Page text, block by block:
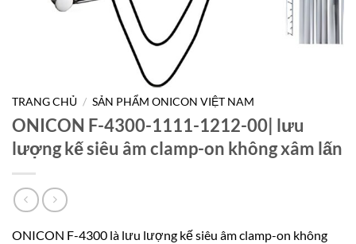
TRANG CHỦ / SẢN PHẨM ONICON VIỆT NAM
ONICON F-4300-1111-1212-00| lưu
lượng kế siêu âm clamp-on không xâm lấn
ONICON F-4300 là lưu lượng kế siêu âm clamp-on không